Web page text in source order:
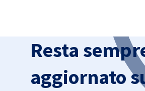
Resta
aggiornato